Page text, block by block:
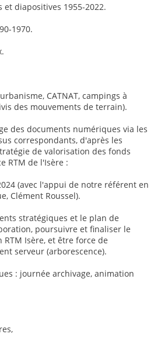
diapositives 1955-2022.
1970.
CATNAT, campings à
des mouvements de terrain).
des documents numériques via les
correspondants, d'après les
de valorisation des fonds
RTM de l'Isère :
(avec l'appui de notre référent en
Clément Roussel).
stratégiques et le plan de
poursuivre et finaliser le
Isère, et être force de
serveur (arborescence).
: journée archivage, animation